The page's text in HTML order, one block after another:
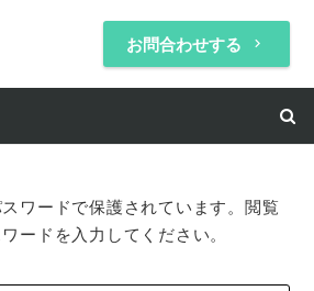
お問合わせする keyboard_arrow_right
ワードで保護されています。閲覧
ードを入力してください。